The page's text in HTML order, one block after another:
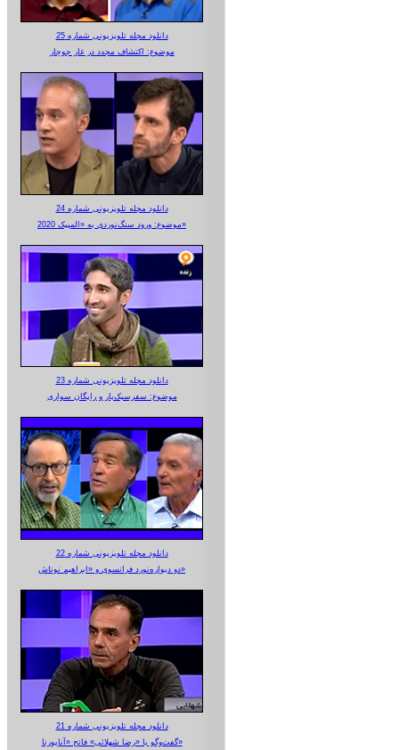
دانلود مجله تلویزیونی شماره 25
موضوع: اکتشاف مجدد در غار جوجار
دانلود مجله تلویزیونی شماره 24
موضوع: ورود سنگ‌نوردی به «المپیک 2020»
دانلود مجله تلویزیونی شماره 23
موضوع: سفرسبک‌بار و رایگان سواری
دانلود مجله تلویزیونی شماره 22
دو دیواره‌نورد فرانسوی و «ابراهیم نوتاش»
دانلود مجله تلویزیونی شماره 21
گفت‌وگو با «رضا شهلائی» فاتح «آناپورنا»